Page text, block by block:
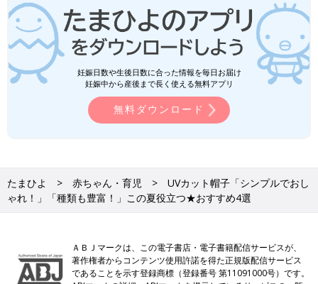
妊娠日数や生後日数に合った情報を毎日お届け
妊娠中から産後まで長く使える無料アプリ
無料ダウンロード
たまひよ 赤ちゃん・育児
UVカット帽子「シンプルでおし
ゃれ！」「種類も豊富！」この夏役立つ★おすすめ4選
ＡＢＪマークは、この電子書店・電子書籍配信サービスが、
著作権者からコンテンツ使用許諾を得た正規版配信サービス
であることを示す登録商標（登録番号 第11091000号）です。